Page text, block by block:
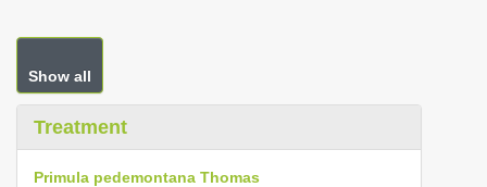
Show all
Treatment
Primula pedemontana Thomas